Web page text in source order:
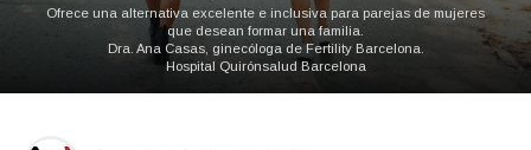
Ofrece una alternativa excelente e inclusiva para parejas de mujeres
que desean formar una familia.
Dra. Ana Casas, ginecóloga de Fertility Barcelona.
Hospital Quirónsalud Barcelona